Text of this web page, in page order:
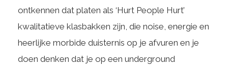
ontkennen dat platen als ‘Hurt People Hurt’
kwalitatieve klasbakken zijn, die noise, energie en
heerlijke morbide duisternis op je afvuren en je
doen denken dat je op een underground